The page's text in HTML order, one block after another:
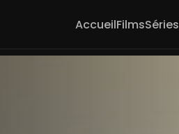
AccueilFilmsSéries